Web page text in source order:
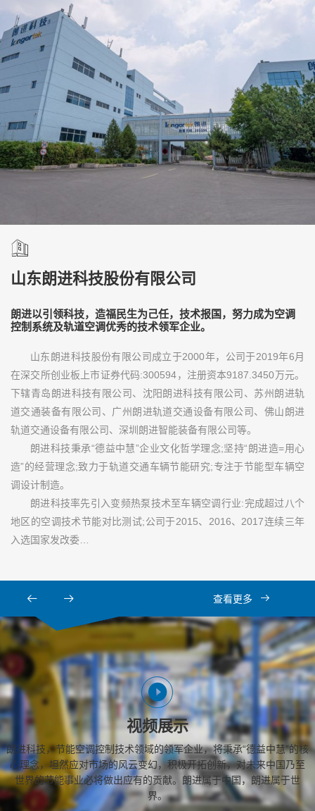
山东朗进科技股份有限公司
朗进以引领科技，造福民生为己任，技术报国，努力成为空调
控制系统及轨道空调优秀的技术领军企业。
山东朗进科技股份有限公司成立于2000年，公司于2019年6月
在深交所创业板上市证券代码:300594，注册资本9187.3450万元。
下辖青岛朗进科技有限公司、沈阳朗进科技有限公司、苏州朗进轨
道交通装备有限公司、广州朗进轨道交通设备有限公司、佛山朗进
轨道交通设备有限公司、深圳朗进智能装备有限公司等。
朗进科技秉承“德益中慧”企业文化哲学理念;坚持“朗进造=用心
造”的经营理念;致力于轨道交通车辆节能研究;专注于节能型车辆空
调设计制造。
朗进科技率先引入变频热泵技术至车辆空调行业:完成超过八个
地区的空调技术节能对比测试;公司于2015、2016、2017连续三年
入选国家发改委…
查看更多
视频展示
朗进科技，节能空调控制技术领域的领军企业，将秉承“德益中慧”的核
心理念，坦然应对市场的风云变幻，积极开拓创新，对未来中国乃至
世界的节能事业必将做出应有的贡献。朗进属于中国，朗进属于世
界。